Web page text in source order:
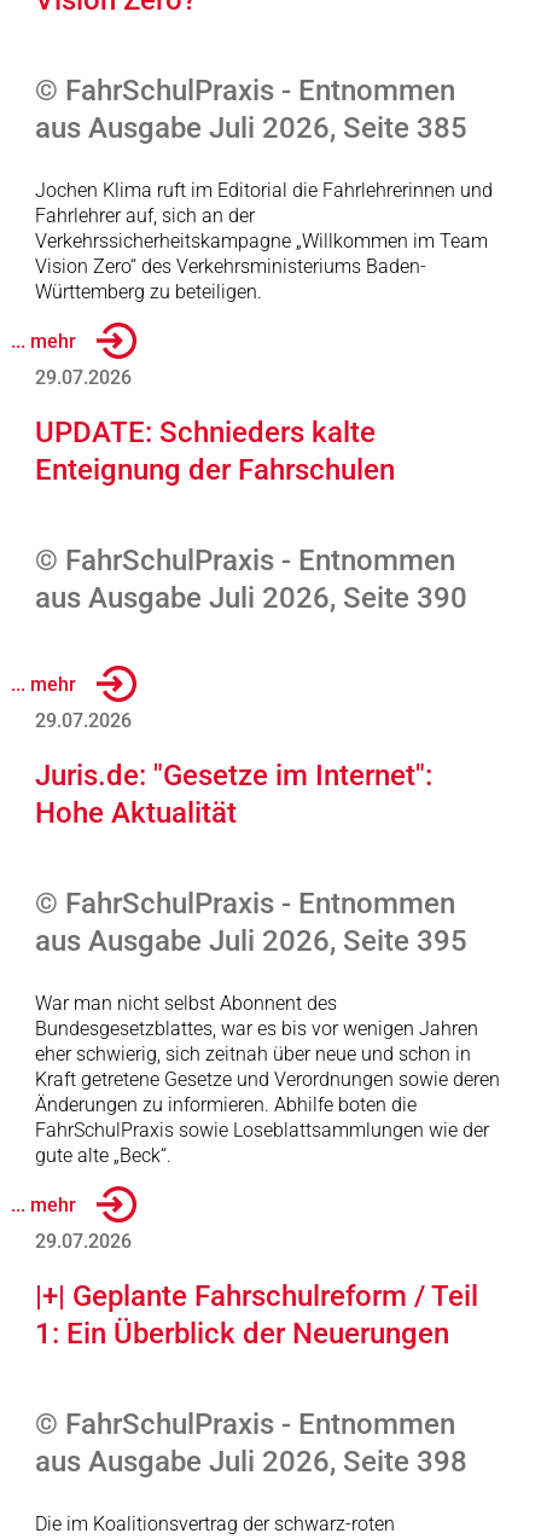
© FahrSchulPraxis - Entnommen
aus Ausgabe Juli 2026, Seite 385
Jochen Klima ruft im Editorial die Fahrlehrerinnen und
Fahrlehrer auf, sich an der
Verkehrssicherheitskampagne „Willkommen im Team
Vision Zero“ des Verkehrsministeriums Baden-
Württemberg zu beteiligen.
... mehr
29.07.2026
UPDATE: Schnieders kalte
Enteignung der Fahrschulen
© FahrSchulPraxis - Entnommen
aus Ausgabe Juli 2026, Seite 390
... mehr
29.07.2026
Juris.de: "Gesetze im Internet":
Hohe Aktualität
© FahrSchulPraxis - Entnommen
aus Ausgabe Juli 2026, Seite 395
War man nicht selbst Abonnent des
Bundesgesetzblattes, war es bis vor wenigen Jahren
eher schwierig, sich zeitnah über neue und schon in
Kraft getretene Gesetze und Verordnungen sowie deren
Änderungen zu informieren. Abhilfe boten die
FahrSchulPraxis sowie Loseblattsammlungen wie der
gute alte „Beck“.
... mehr
29.07.2026
|+| Geplante Fahrschulreform / Teil
1: Ein Überblick der Neuerungen
© FahrSchulPraxis - Entnommen
aus Ausgabe Juli 2026, Seite 398
Die im Koalitionsvertrag der schwarz-roten